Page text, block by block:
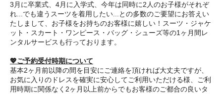
3月に卒業式、4月に入学式、今年は同時に2人のお子様がそれぞ
れ...でも違うスーツを着用したい...との多数のご要望にお答えい
たしまして、お子様をお持ちのお客様に嬉しい！スーツ・ジャケ
ット・スカート・ワンピース・バッグ・シューズ等の1ヶ月間レ
ンタルサービスも行っております。
💖ご予約受付時期について
基本2ヶ月前以降の間を目安にご連絡を頂ければ大丈夫ですが、
お気に入りのドレスを確実に安心してご利用いただける様、ご利
用時期に関係なく2ヶ月以上前からでもお客様のご都合の良いタ